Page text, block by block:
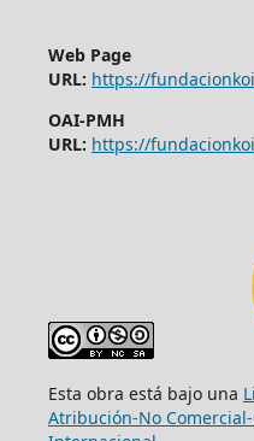
Web Page
URL: https://
OAI-PMH
URL: https://
Esta obra está bajo una
Atribución-No